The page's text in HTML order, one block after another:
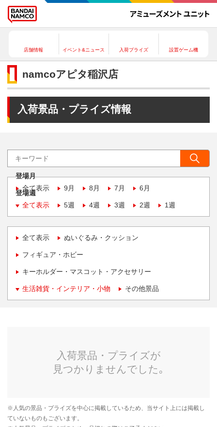
店舗情報 イベント&ニュース 入荷プライズ 設置ゲーム機
namcoアピタ稲沢店
入荷景品・プライズ情報
登場月
全て表示
9月 8月 7月 6月
登場週
全て表示
5週 4週 3週 2週 1週
全て表示 ぬいぐるみ・クッション
フィギュア・ホビー
キーホルダー・マスコット・アクセサリー
生活雑貨・インテリア・小物 その他景品